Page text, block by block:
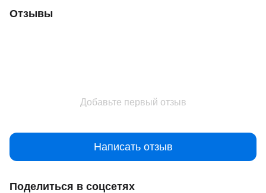
Отзывы
Добавьте первый отзыв
Написать отзыв
Поделиться в соцсетях